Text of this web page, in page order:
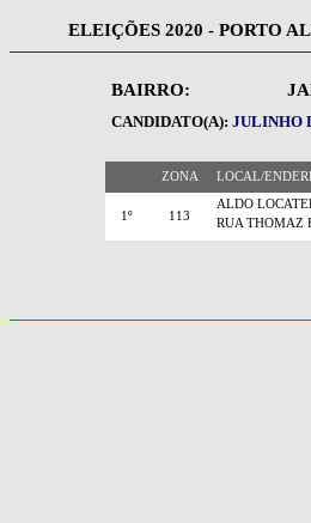
ELEIÇÕES 2020 - PORTO
BAIRRO:
CANDIDATO(A): JULINHO
ZONA LOCAL/
1º 113
ALDO
RUA THOMAZ